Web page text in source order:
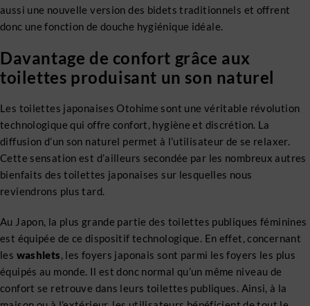
aussi une nouvelle version des bidets traditionnels et offrent
donc une fonction de douche hygiénique idéale.
Davantage de confort grâce aux
toilettes produisant un son naturel
Les toilettes japonaises Otohime sont une véritable révolution
technologique qui offre confort, hygiène et discrétion. La
diffusion d’un son naturel permet à l’utilisateur de se relaxer.
Cette sensation est d’ailleurs secondée par les nombreux autres
bienfaits des toilettes japonaises sur lesquelles nous
reviendrons plus tard.
Au Japon, la plus grande partie des toilettes publiques féminines
est équipée de ce dispositif technologique. En effet, concernant
les washlets, les foyers japonais sont parmi les foyers les plus
équipés au monde. Il est donc normal qu’un même niveau de
confort se retrouve dans leurs toilettes publiques. Ainsi, à la